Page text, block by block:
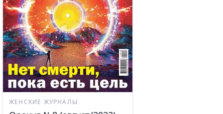
ЖЕНСКИЕ ЖУРНАЛЫ